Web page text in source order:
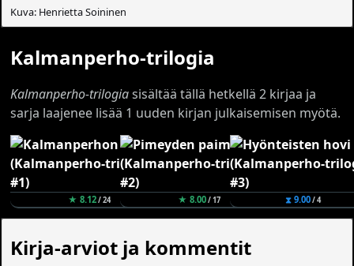
Kuva: Henrietta Soininen
Kalmanperho-trilogia
Kalmanperho-trilogiasisältää tällä hetkellä 2 kirjaa ja
sarja laajenee lisää 1 uuden kirjan julkaisemisen myötä.
★ 8.12/ 24 ★ 8.00/ 17 ⧗ 9.00/ 4
Kirja-arviot ja kommentit